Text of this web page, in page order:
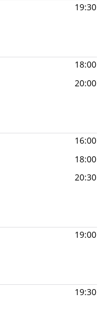
19:30
18:00
20:00
16:00
18:00
20:30
19:00
19:30